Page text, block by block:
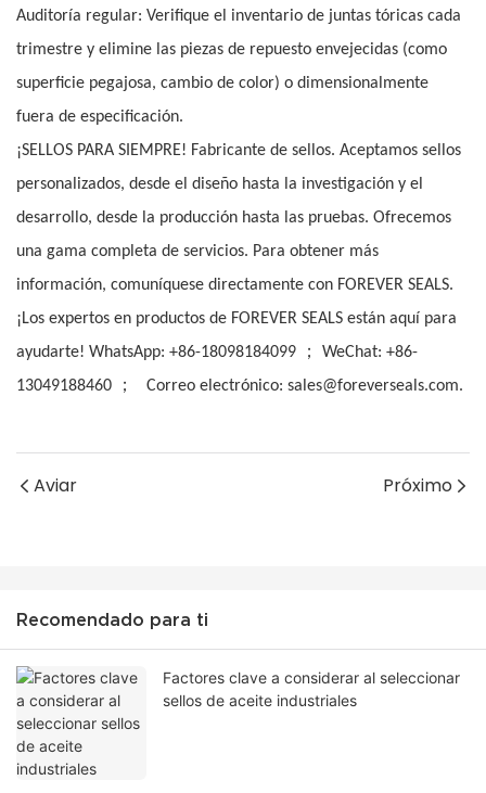
Auditoría regular: Verifique el inventario de juntas tóricas cada
trimestre y elimine las piezas de repuesto envejecidas (como
superficie pegajosa, cambio de color) o dimensionalmente
fuera de especificación.
¡SELLOS PARA SIEMPRE! Fabricante de sellos. Aceptamos sellos
personalizados, desde el diseño hasta la investigación y el
desarrollo, desde la producción hasta las pruebas. Ofrecemos
una gama completa de servicios. Para obtener más
información, comuníquese directamente con FOREVER SEALS.
¡Los expertos en productos de FOREVER SEALS están aquí para
ayudarte! WhatsApp: +86-18098184099
； WeChat: +86-
13049188460
； Correo electrónico: sales@foreverseals.com.
Aviar Próximo
Recomendado para ti
Factores clave a considerar al seleccionar
sellos de aceite industriales